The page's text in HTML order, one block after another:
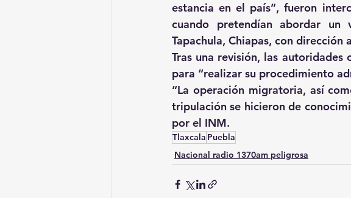
estancia en el país”, fueron
cuando pretendían abordar
Tapachula, Chiapas, con dirección
Tras una revisión, las
para “realizar su procedimiento
“La operación migratoria, así
tripulación se hicieron de
por el INM.
Tlaxcala Puebla
Nacional radio 1370am peligrosa